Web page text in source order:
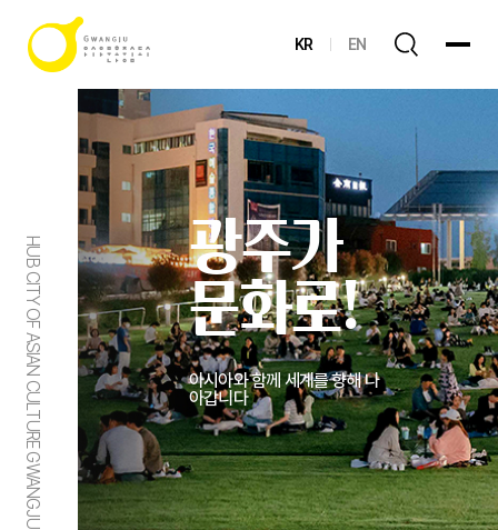
KR EN
HUB CITY OF ASIAN CULTURE GWANGJU
광주가
문화로!
아시아와 함께 세계를 향해 나
아갑니다